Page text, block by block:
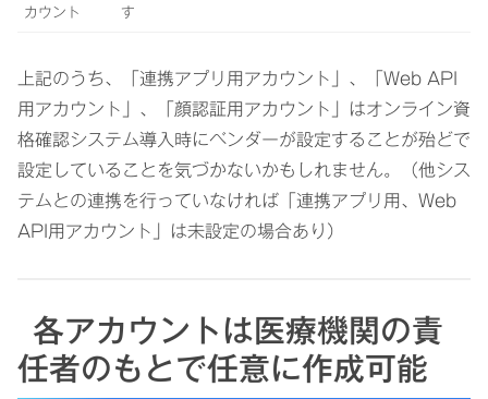
カウント
す
上記のうち、「連携アプリ用アカウント」、「Web API
用アカウント」、「顔認証用アカウント」はオンライン資
格確認システム導入時にベンダーが設定することが殆どで
設定していることを気づかないかもしれません。（他シス
テムとの連携を行っていなければ「連携アプリ用、Web
API用アカウント」は未設定の場合あり）
各アカウントは医療機関の責
任者のもとで任意に作成可能